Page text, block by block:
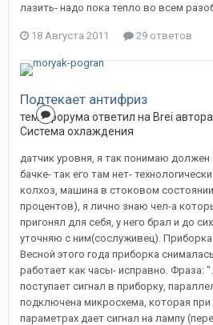
лазить- надо пока тепло во всем
18 Августа 2011 29 ответов
Подтекает антифриз
тема форума ответил на Brei автора
Система охлаждения
датчик уровня, я так понимаю
бачке- так его там нет-
колхоз, машина в стоковом состоянии
процентов), я лично знаю чел-а
пригонял для себя, у него брал и до
уточняю с ним(сослуживец). Приборка
Весной этого года приборка
работает как часы- исправно. Фраза:
поступает сигнал в приборку,
подключена микросхема, которая
параметрах дает сигнал на лампу